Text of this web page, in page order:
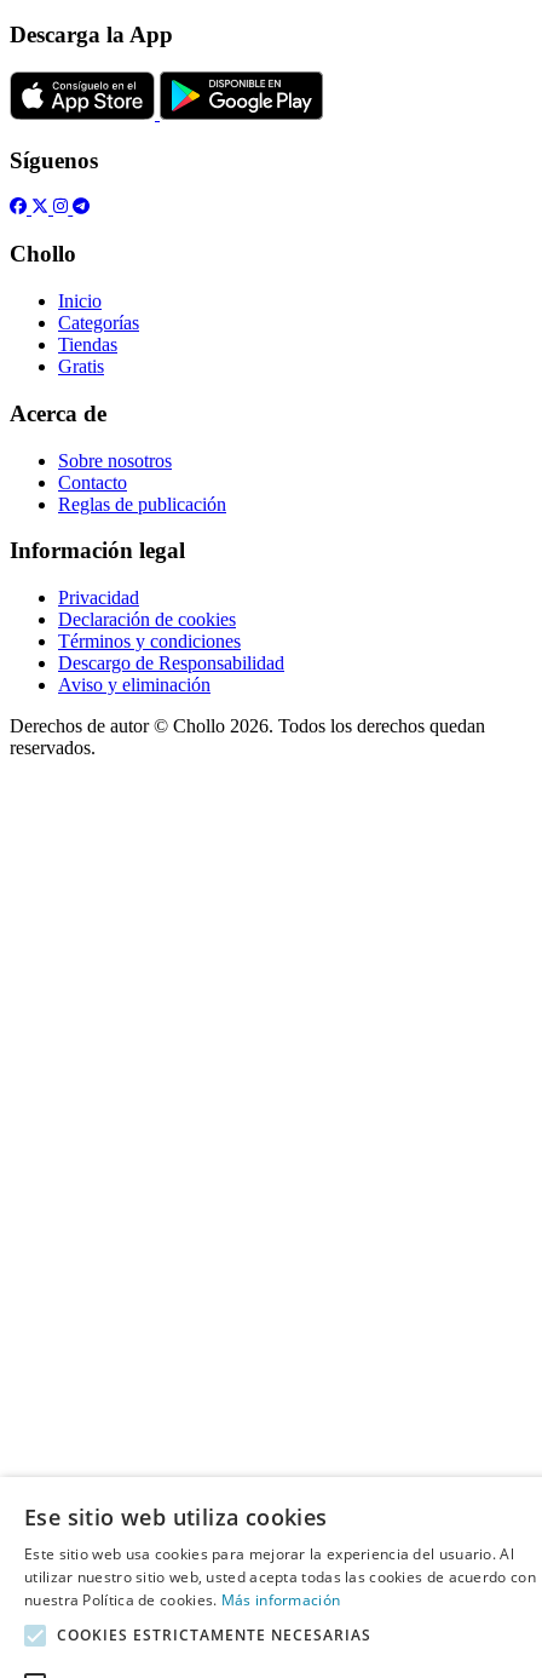
Descarga la App
Síguenos
Chollo
Inicio
Categorías
Tiendas
Gratis
Acerca de
Sobre nosotros
Contacto
Reglas de publicación
Información legal
Privacidad
Declaración de cookies
Términos y condiciones
Descargo de Responsabilidad
Aviso y eliminación
Derechos de autor © Chollo 2026. Todos los derechos quedan
reservados.
Ese sitio web utiliza cookies
Este sitio web usa cookies para mejorar la experiencia del usuario. Al
utilizar nuestro sitio web, usted acepta todas las cookies de acuerdo con
nuestra Política de cookies. Más información
COOKIES ESTRICTAMENTE NECESARIAS